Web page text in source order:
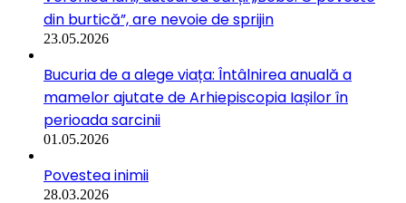
din burtică”, are nevoie de sprijin
23.05.2026
Bucuria de a alege viața: Întâlnirea anuală a
mamelor ajutate de Arhiepiscopia Iașilor în
perioada sarcinii
01.05.2026
Povestea inimii
28.03.2026